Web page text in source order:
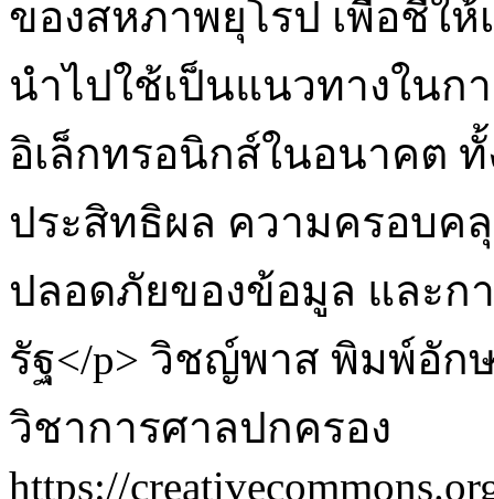
ของสหภาพยุโรป เพื่อชี้ให้
นำไปใช้เป็นแนวทางใน
อิเล็กทรอนิกส์ในอนาคต
ประสิทธิผล ความครอบค
ปลอดภัยของข้อมูล และก
รัฐ</p> วิชญ์พาส พิมพ์อัก
วิชาการศาลปกครอง
https://